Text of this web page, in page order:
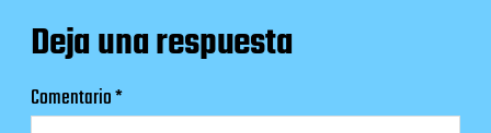
Deja una respuesta
Comentario*